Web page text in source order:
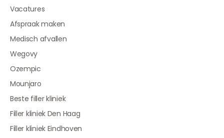
Vacatures
Afspraak maken
Medisch afvallen
Wegovy
Ozempic
Mounjaro
Beste filler kliniek
Filler kliniek Den Haag
Filler kliniek Eindhoven